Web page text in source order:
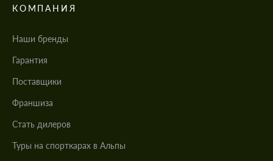
КОМПАНИЯ
Наши бренды
Гарантия
Поставщики
Франшиза
Стать дилеров
Туры на спорткарах в Альпы